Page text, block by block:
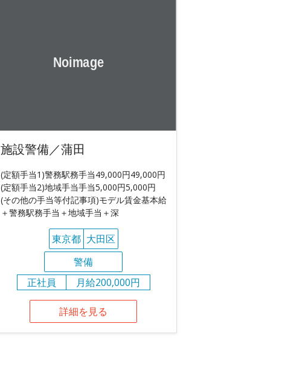
施設警備／蒲田
(定額手当1)警務駅務手当49,000円49,000円
(定額手当2)地域手当手当5,000円5,000円
(その他の手当等付記事項)モデル賃金基本給
＋警務駅務手当＋地域手当＋深
東京都 大田区
警備
正社員
月給200,000円
詳細を見る